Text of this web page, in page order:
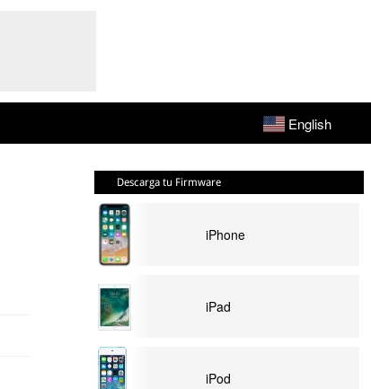
English
Descarga tu Firmware
iPhone
iPad
iPod